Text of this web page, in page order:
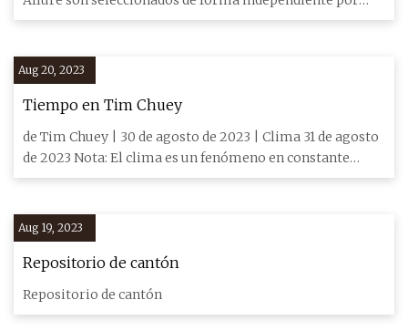
nuestros editore
Aug 20, 2023
Tiempo en Tim Chuey
de Tim Chuey | 30 de agosto de 2023 | Clima 31 de agosto
de 2023 Nota: El clima es un fenómeno en constante
cambio y
Aug 19, 2023
Repositorio de cantón
Repositorio de cantón